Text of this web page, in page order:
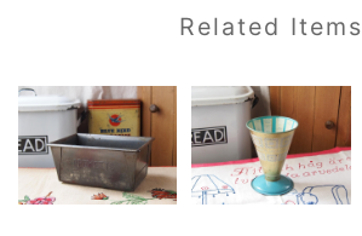
Related Items